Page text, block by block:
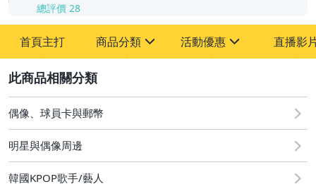
總評價 28
首頁主打 商品分類
其它
活動優惠
[全店] 粉絲專享
[全店] 周年慶
直播影
偶像、球員卡與郵幣
明星與偶像周邊
韓國KPOP歌手/藝人